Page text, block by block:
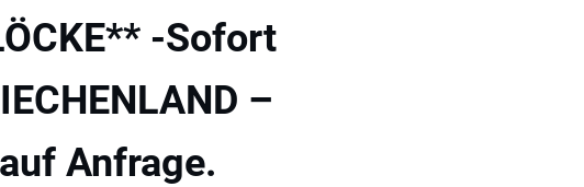
-Sofort
–
Anfrage.